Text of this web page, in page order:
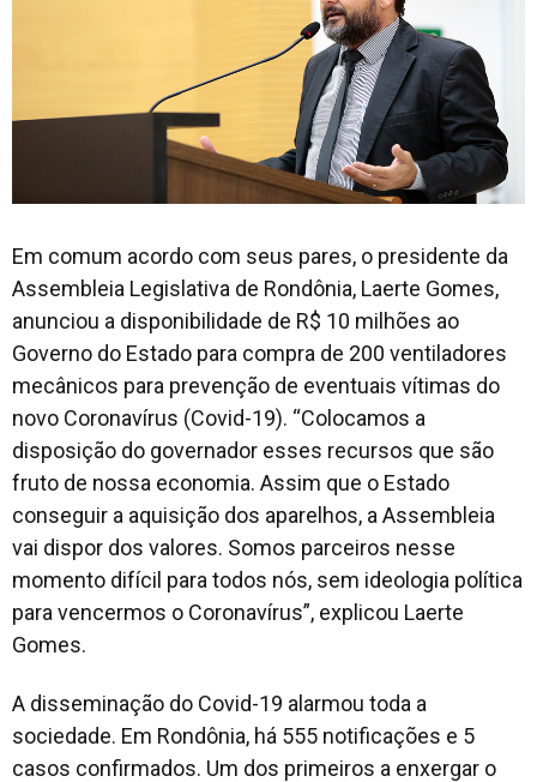
Em comum acordo com seus pares, o presidente da
Assembleia Legislativa de Rondônia, Laerte Gomes,
anunciou a disponibilidade de R$ 10 milhões ao
Governo do Estado para compra de 200 ventiladores
mecânicos para prevenção de eventuais vítimas do
novo Coronavírus (Covid-19). “Colocamos a
disposição do governador esses recursos que são
fruto de nossa economia. Assim que o Estado
conseguir a aquisição dos aparelhos, a Assembleia
vai dispor dos valores. Somos parceiros nesse
momento difícil para todos nós, sem ideologia política
para vencermos o Coronavírus”, explicou Laerte
Gomes.
A disseminação do Covid-19 alarmou toda a
sociedade. Em Rondônia, há 555 notificações e 5
casos confirmados. Um dos primeiros a enxergar o